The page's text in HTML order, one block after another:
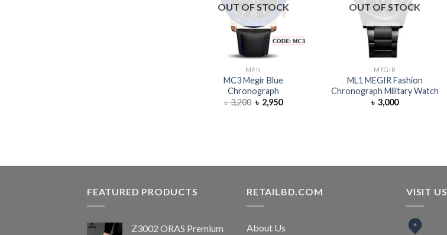
OUT OF STOCK
MEN
MC3 Megir Blue
Chronograph
৳3,200 ৳ 2,950
OUT OF STOCK
MEGIR
ML1 MEGIR Fashion
Chronograph Military Watch
৳ 3,000
FEATURED PRODUCTS
Z3002 ORAS Premium
RETAILBD.COM
About Us
VISIT US